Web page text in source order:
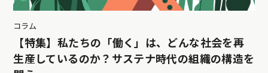
コラム
【特集】私たちの「働く」は、どんな社会を再
生産しているのか？サステナ時代の組織の構造を